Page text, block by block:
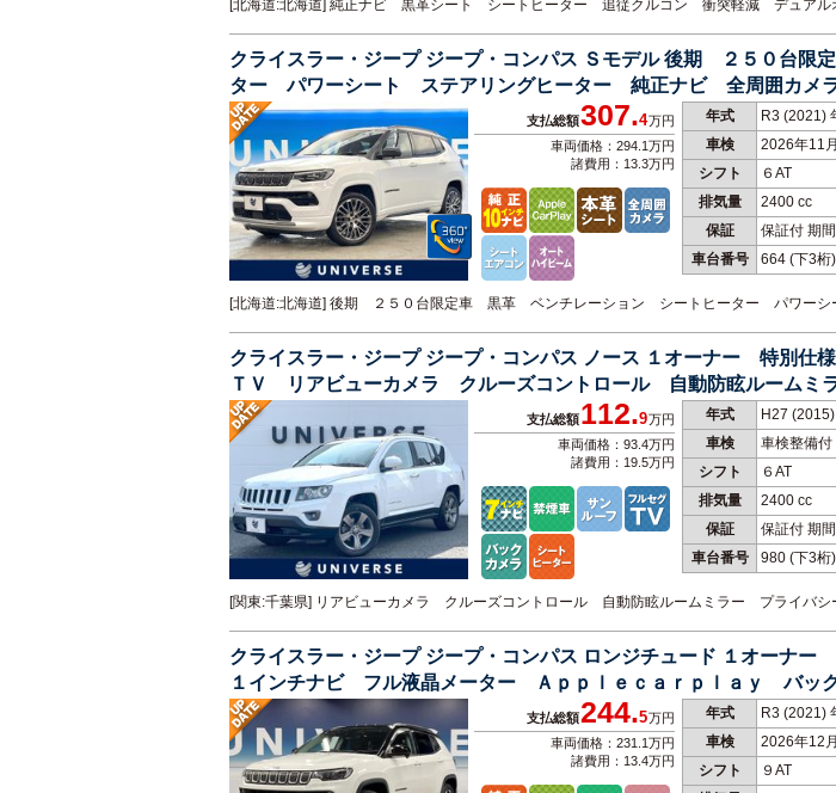
[北海道:北海道] 純正ナビ 黒革シート シートヒーター 追従クルコン 衝突軽減 デュアル
クライスラー・ジープ ジープ・コンパス Ｓモデル 後期 ２５０台
ター パワーシート ステアリングヒーター 純正ナビ 全周囲カメ
ーター ＬＥＤヘッドライト
年式 R3 (2021)
車検
2026年11月
シフト
６AT
排気量
2400 cc
保証
保証付 期
車台番号
664 (下3桁)
支払総額307.4万円
車両価格：294.1万円
諸費用：13.3万円
[北海道:北海道] 後期 ２５０台限定車 黒革 ベンチレーション シートヒーター パワーシ
クライスラー・ジープ ジープ・コンパス ノース １オーナー 特別
ＴＶ リアビューカメラ クルーズコントロール 自動防眩ルームミ
Ｗ ＥＴＣ 禁煙車
年式 H27
車検
車検整備付
シフト
６AT
排気量
2400 cc
保証
保証付 期
車台番号
980 (下3桁)
支払総額112.9万円
車両価格：93.4万円
諸費用：19.5万円
[関東:千葉県] リアビューカメラ クルーズコントロール 自動防眩ルームミラー プライバ
クライスラー・ジープ ジープ・コンパス ロンジチュード １オーナ
１インチナビ フル液晶メーター Ａｐｐｌｅｃａｒｐｌａｙ バ
ＬＥＤヘッドライト オートハイビーム
年式 R3 (2021)
車検
2026年12月
シフト
９AT
支払総額244.5万円
車両価格：231.1万円
諸費用：13.4万円